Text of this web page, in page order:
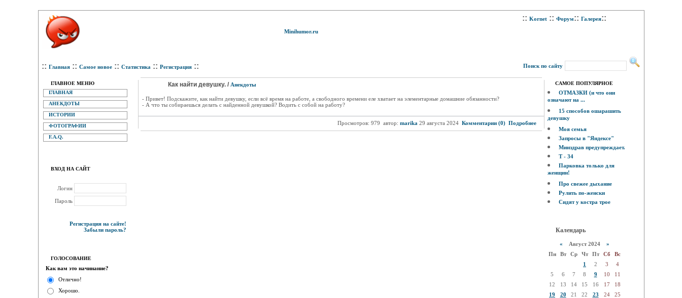
Minihumor.ru
:: Kornet :: Форум:: Галерея::
:: Главная :: Самое новое :: Статистика :: Регистрация :: Поиск по сайту
ГЛАВНОЕ МЕНЮ
ГЛАВНАЯ
АНЕКДОТЫ
ИСТОРИИ
ФОТОГРАФИИ
F.A.Q.
ВХОД НА САЙТ
Логин
Пароль
Регистрация на сайте!
Забыли пароль?
ГОЛОСОВАНИЕ
Как вам это начинание?
Отлично!
Хорошо.
Как найти девушку. / Анекдоты
- Привет! Подскажите, как найти девушку, если всё время на работе, а свободного времени еле хватает на элементарные домашние обязанности?
- А что ты собираешься делать с найденной девушкой? Водить с собой на работу?
Просмотров: 979 автор: marika 29 августа 2024 Комментарии (0) Подробнее
САМОЕ ПОПУЛЯРНОЕ
ОТМАЗКИ (и что они
означают на ...
15 способов ошарашить
девушку
Моя семья
Запросы в "Яндексе"
Минздрав предупреждает.
Т - 34
Парковка только для
женщин!
Про свежее дыхание
Рулить по-женски
Сидят у костра трое
Календарь
« Август 2024 »
Пн
Вт Ср Чт Пт Сб
Вс
1
2 3
4
5
6 7 8 9 10
11
12
13 14 15 16 17
18
19
20 21 22 23 24
25